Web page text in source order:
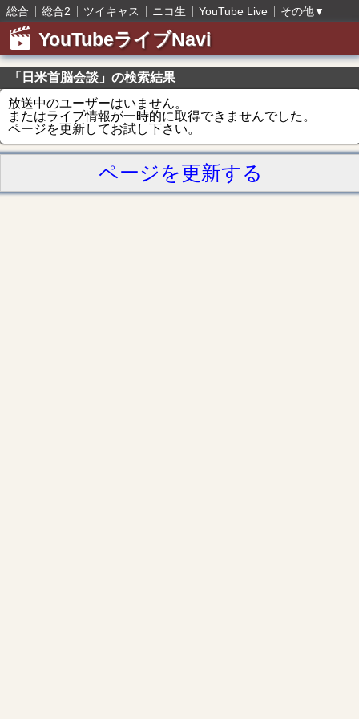
総合 総合2 ツイキャス ニコ生 YouTube Live その他▼
YouTubeライブNavi
「日米首脳会談」の検索結果
放送中のユーザーはいません。
またはライブ情報が一時的に取得できませんでした。
ページを更新してお試し下さい。
ページを更新する